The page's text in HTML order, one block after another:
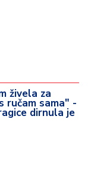
živela za
ručam sama" -
dirnula je